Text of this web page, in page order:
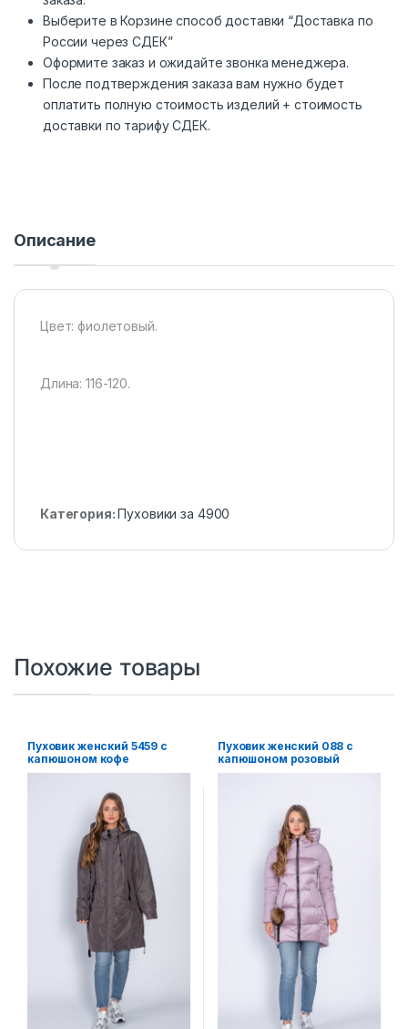
Выберите в Корзине способ доставки “Доставка по
России через СДЕК”
Оформите заказ и ожидайте звонка менеджера.
После подтверждения заказа вам нужно будет
оплатить полную стоимость изделий + стоимость
доставки по тарифу СДЕК.
Описание
Цвет: фиолетовый.
Длина: 116-120.
Категория:Пуховики за 4900
Похожие товары
Пуховик женский 5459 с
капюшоном кофе
Пуховик женский 088 с
капюшоном розовый